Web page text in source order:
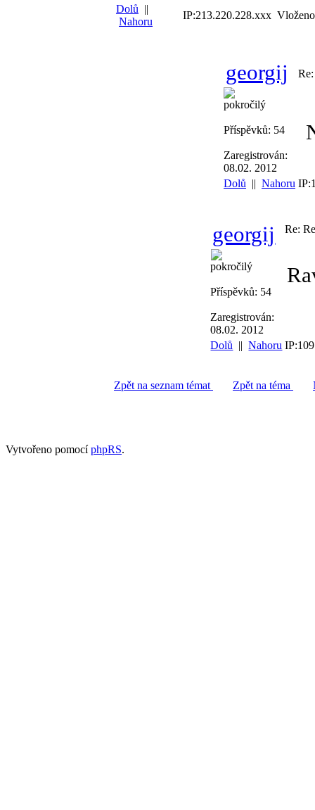
Dolů ||
Nahoru
IP:213.220.228.xxx
georgij
pokročilý
Příspěvků: 54
Zaregistrován:
08.02. 2012
Dolů || Nahoru
georgij
pokročilý
Příspěvků: 54
Zaregistrován:
08.02. 2012
Re:
Dolů ||Nahoru
Zpět na seznam témat Zpět na téma
Vytvořeno pomocíphpRS.